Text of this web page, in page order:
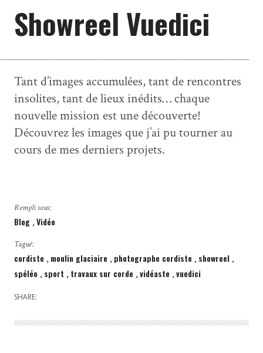
Showreel Vuedici
Tant d’images accumulées, tant de rencontres
insolites, tant de lieux inédits… chaque
nouvelle mission est une découverte!
Découvrez les images que j’ai pu tourner au
cours de mes derniers projets.
Rempli sous:
Blog Vidéo
Tagué:
cordiste moulin glaciaire photographe cordiste
showreel
spéléo
sport travaux sur corde vidéaste vuedici
SHARE: